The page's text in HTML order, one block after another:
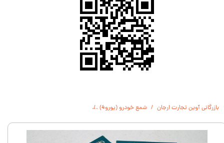
بازرگانی آوین تجارت ارجان شمع خودرو (یورو4)